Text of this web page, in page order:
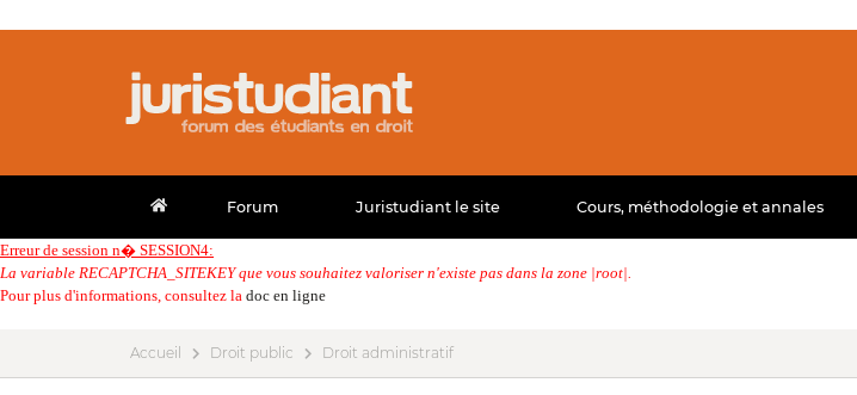
Forum Juristudiant le site Cours, méthodologie et annales
Erreur de session n� SESSION4:
La variable RECAPTCHA_SITEKEY que vous souhaitez valoriser n'existe pas dans la zone |root|.
Pour plus d'informations, consultez la doc en ligne
Accueil Droit public Droit administratif